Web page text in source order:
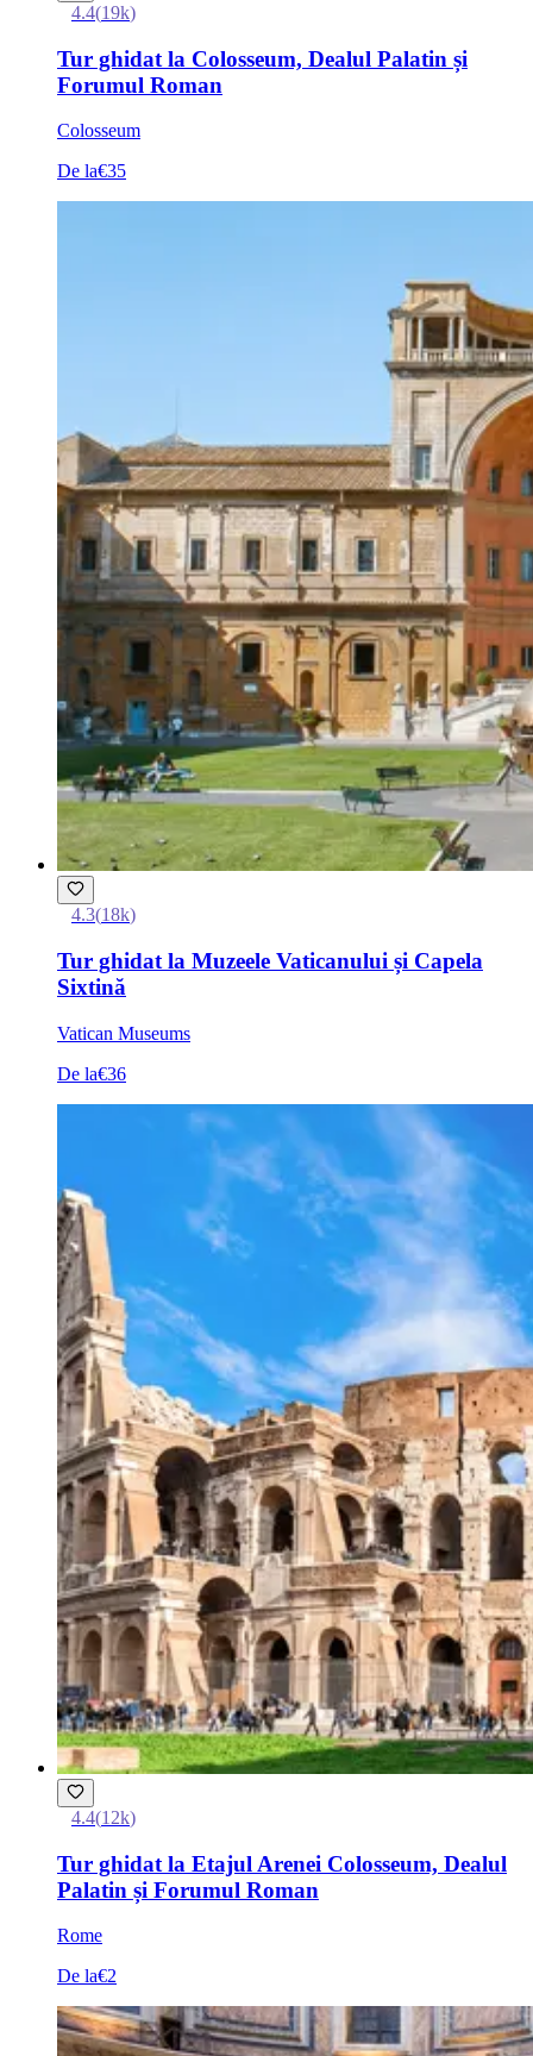
4.4(19k)
Tur ghidat la Colosseum, Dealul Palatin și
Forumul Roman
Colosseum
De la€35
4.3(18k)
Tur ghidat la Muzeele Vaticanului și Capela
Sixtină
Vatican Museums
De la€36
4.4(12k)
Tur ghidat la Etajul Arenei Colosseum, Dealul
Palatin și Forumul Roman
Rome
De la€2